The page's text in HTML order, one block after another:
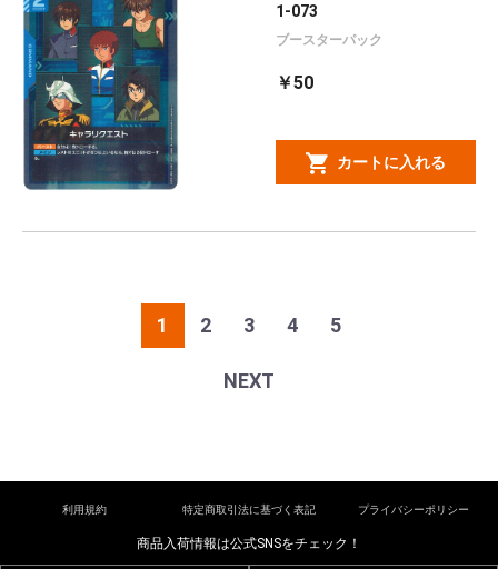
1-073
ブースターパック
￥50
カートに入れる
1 2 3 4 5
NEXT
利用規約 特定商取引法に基づく表記 プライバシーポリシー
商品入荷情報は公式SNSをチェック！